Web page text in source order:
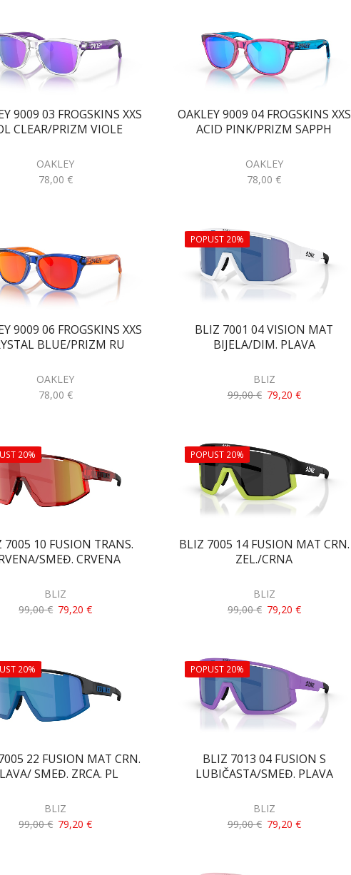
9009 03 FROGSKINS XXS
CLEAR/PRIZM VIOLE
OAKLEY
78,00 €
OAKLEY 9009 04 FROGSKINS XXS
ACID PINK/PRIZM SAPPH
OAKLEY
78,00€
9009 06 FROGSKINS XXS
BLUE/PRIZM RU
OAKLEY
78,00 €
POPUST 20%
BLIZ 7001 04 VISION MAT
BIJELA/DIM. PLAVA
BLIZ
99,00€ 79,20 €
20%
7005 10 FUSION TRANS.
SMEĐ. CRVENA
BLIZ
99,00€ 79,20€
POPUST 20%
BLIZ 7005 14 FUSION MAT CRN.
ZEL./CRNA
BLIZ
99,00€ 79,20 €
20%
22 FUSION MAT CRN.
SMEĐ. ZRCA. PL
BLIZ
99,00€ 79,20€
POPUST 20%
BLIZ 7013 04 FUSION S
LUBIČASTA/SMEĐ. PLAVA
BLIZ
99,00€ 79,20 €